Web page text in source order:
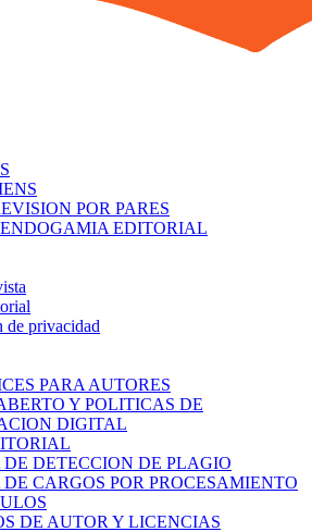
POR PARES
EDITORIAL
de privacidad
PARA AUTORES
Y POLITICAS DE
DIGITAL
DETECCION DE PLAGIO
CARGOS POR PROCESAMIENTO
DE AUTOR Y LICENCIAS